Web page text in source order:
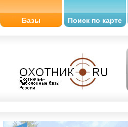
Базы Поиск по карте